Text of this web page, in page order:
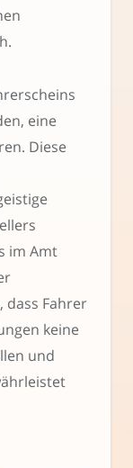
eine
Diese
im Amt
dass Fahrer
keine
und